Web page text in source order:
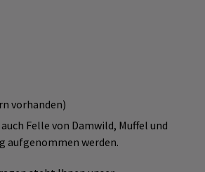
vorhanden)
Felle von Damwild, Muffel und
aufgenommen werden.